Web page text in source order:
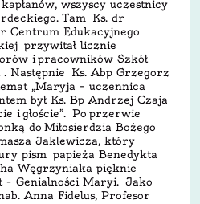
wszyscy uczestnicy
Tam Ks. dr
Centrum Edukacyjnego
przywitał licznie
i pracowników Szkół
Następnie Ks. Abp Grzegorz
„Maryja – uczennica
był Ks. Bp Andrzej Czaja
i głoście”. Po przerwie
do Miłosierdzia Bożego
Jaklewicza, który
pism papieża Benedykta
Węgrzyniaka pięknie
– Genialności Maryi. Jako
Anna Fidelus, Profesor